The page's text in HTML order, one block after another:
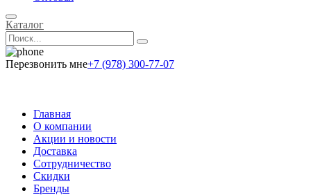
Каталог
Перезвонить мне+7 (978) 300-77-07
Главная
О компании
Акции и новости
Доставка
Сотрудничество
Скидки
Бренды